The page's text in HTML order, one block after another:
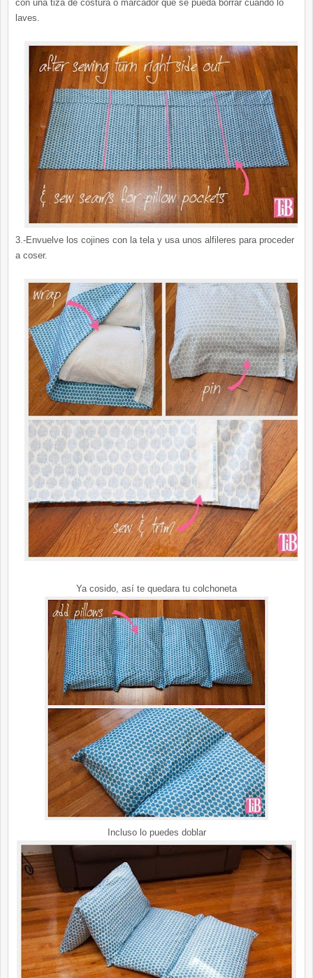
con una tiza de costura o marcador que se pueda borrar cuando lo
laves.
3.-Envuelve los cojines con la tela y usa unos alfileres para proceder
a coser.
Ya cosido, así te quedara tu colchoneta
Incluso lo puedes doblar